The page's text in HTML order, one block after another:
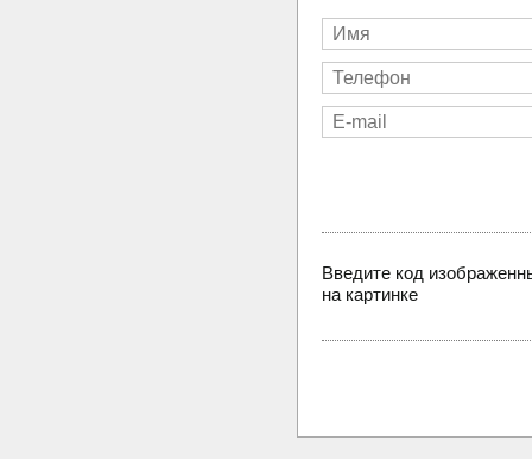
Введите код
на картинке